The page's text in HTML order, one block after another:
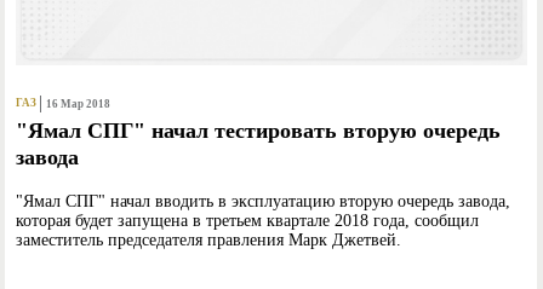
ГАЗ 16 Мар 2018
"Ямал СПГ" начал тестировать вторую очередь
завода
"Ямал СПГ" начал вводить в эксплуатацию вторую очередь завода,
которая будет запущена в третьем квартале 2018 года, сообщил
заместитель председателя правления Марк Джетвей.